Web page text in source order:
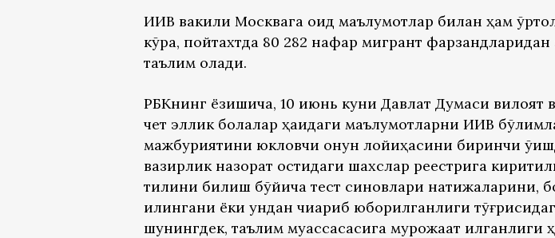
ИИВ вакили Москвага оид маълумотлар билан ҳам
кўра, пойтахтда 80 282 нафар мигрант фарзандларидан
таълим олади.
РБКнинг ёзишича, 10 июнь куни Давлат Думаси вилоят
чет эллик болалар ҳақидаги маълумотларни ИИВ
мажбуриятини юкловчи қонун лойиҳасини биринчи
вазирлик назорат остидаги шахслар реестрига
тилини билиш бўйича тест синовлари натижаларини,
қилингани ёки ундан чиқариб юборилганлиги
шунингдек, таълим муассасасига мурожаат қилганлиги